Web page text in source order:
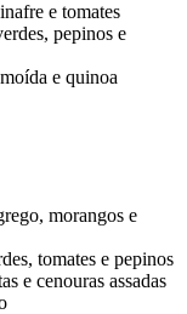
e tomates
pepinos e
e quinoa
morangos e
tomates e pepinos
e cenouras assadas